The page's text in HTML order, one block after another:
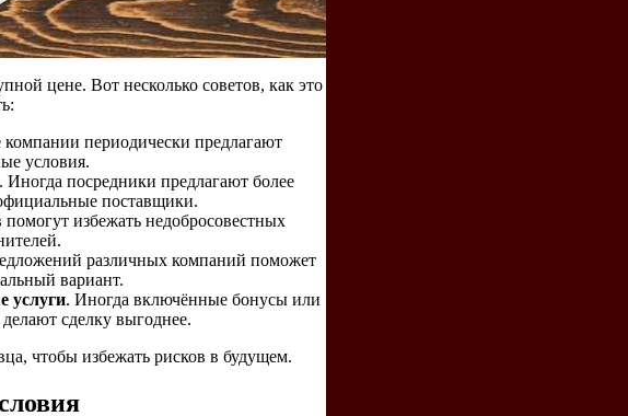
цене. Вот несколько советов, как это
компании периодически предлагают
условия.
Иногда посредники предлагают более
поставщики.
избежать недобросовестных
различных компаний поможет
вариант.
услуги. Иногда включённые бонусы или
сделку выгоднее.
чтобы избежать рисков в будущем.